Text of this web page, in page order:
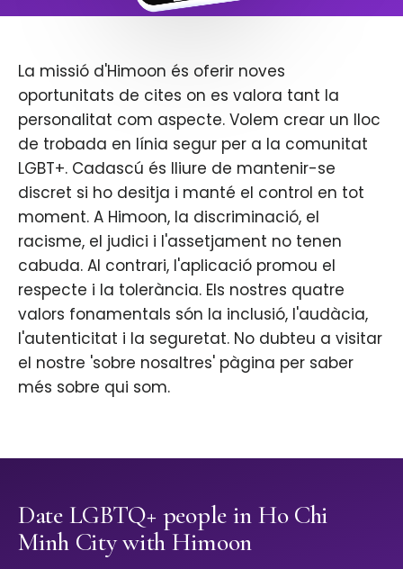
La missió d'Himoon és oferir noves
oportunitats de cites on es valora tant la
personalitat com aspecte. Volem crear un lloc
de trobada en línia segur per a la comunitat
LGBT+. Cadascú és lliure de mantenir-se
discret si ho desitja i manté el control en tot
moment. A Himoon, la discriminació, el
racisme, el judici i l'assetjament no tenen
cabuda. Al contrari, l'aplicació promou el
respecte i la tolerància. Els nostres quatre
valors fonamentals són la inclusió, l'audàcia,
l'autenticitat i la seguretat. No dubteu a visitar
el nostre 'sobre nosaltres' pàgina per saber
més sobre qui som.
Date LGBTQ+ people in Ho Chi
Minh City with Himoon